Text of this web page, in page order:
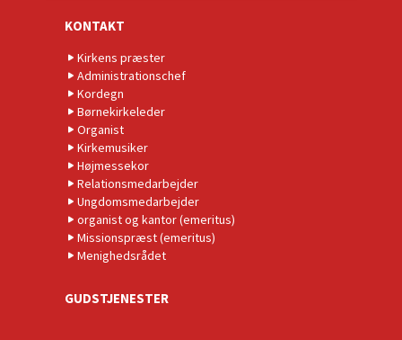
KONTAKT
Kirkens præster
Administrationschef
Kordegn
Børnekirkeleder
Organist
Kirkemusiker
Højmessekor
Relationsmedarbejder
Ungdomsmedarbejder
organist og kantor (emeritus)
Missionspræst (emeritus)
Menighedsrådet
GUDSTJENESTER